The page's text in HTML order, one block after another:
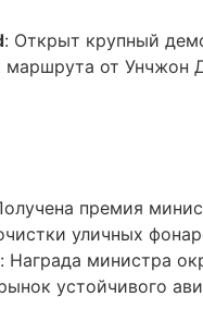
: Открыт крупный
маршрута от Унчжон
премия
уличных
: Награда министра
устойчивого